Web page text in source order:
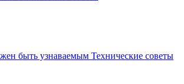
быть узнаваемым Технические советы